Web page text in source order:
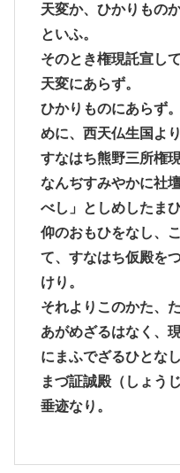
天変か、ひかりもの
といふ。
そのとき権現託宣し
天変にあらず。
ひかりものにあらず
めに、西天仏生国よ
すなはち熊野三所権
なんぢすみやかに社
べし」としめしたま
仰のおもひをなし、
て、すなはち仮殿を
けり。
それよりこのかた、
あがめざるはなく、
にまふでざるひとなし
まづ証誠殿（しょう
垂迹なり。